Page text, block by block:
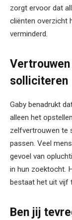
zorgt ervoor dat
cliënten overzicht
verminderd.
solliciteren
Gaby benadrukt
alleen het
zelfvertrouwen te
passen. Veel
gevoel van
in hun zoektocht.
bestaat het uit vijf
Ben jij